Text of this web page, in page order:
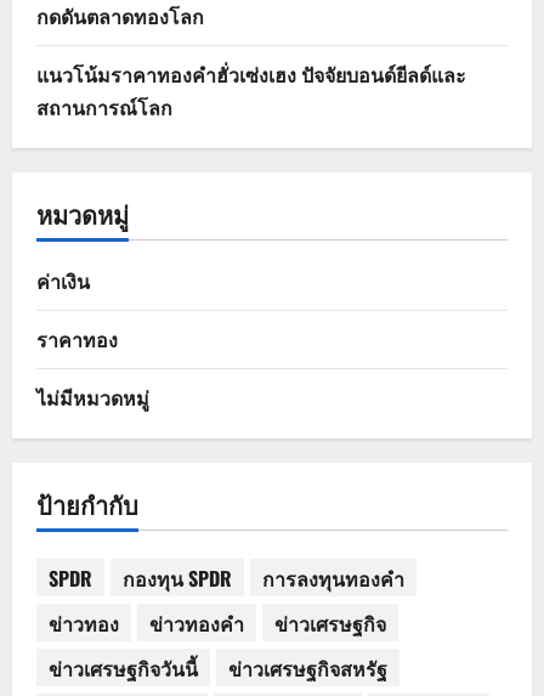
กดดันตลาดทองโลก
แนวโน้มราคาทองคำฮั่วเซ่งเฮง ปัจจัยบอนด์ยีลด์และ
สถานการณ์โลก
หมวดหมู่
ค่าเงิน
ราคาทอง
ไม่มีหมวดหมู่
ป้ายกำกับ
SPDR กองทุน SPDR
การลงทุนทองคำ
ข่าวทอง
ข่าวทองคำ
ข่าวเศรษฐกิจ
ข่าวเศรษฐกิจวันนี้
ข่าวเศรษฐกิจสหรัฐ